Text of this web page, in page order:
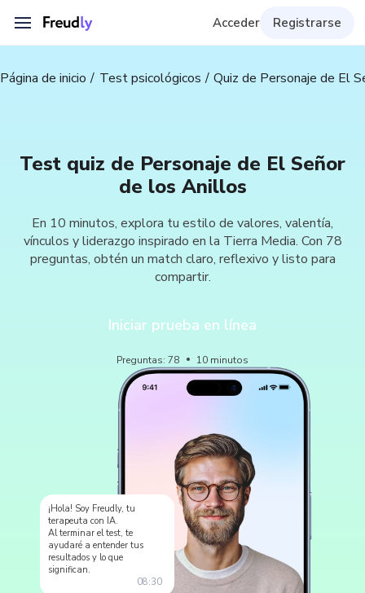
Acceder Registrarse
Página de inicio Test psicológicos Quiz de Personaje de El
Test quiz de Personaje de El Señor
de los Anillos
En 10 minutos, explora tu estilo de valores, valentía,
vínculos y liderazgo inspirado en la Tierra Media. Con 78
preguntas, obtén un match claro, reflexivo y listo para
compartir.
Iniciar prueba en línea
Preguntas: 78 10 minutos
¡Hola! Soy Freudly, tu
terapeuta con IA.
Al terminar el test, te
ayudaré a entender tus
resultados y lo que
significan.
08:30